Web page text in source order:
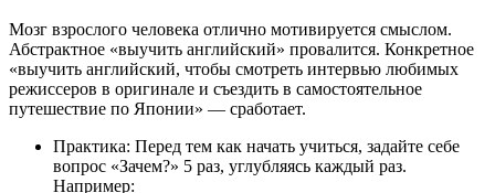
Мозг взрослого человека отлично мотивируется смыслом.
Абстрактное «выучить английский» провалится. Конкретное
«выучить английский, чтобы смотреть интервью любимых
режиссеров в оригинале и съездить в самостоятельное
путешествие по Японии» — сработает.
Практика: Перед тем как начать учиться, задайте себе
вопрос «Зачем?» 5 раз, углубляясь каждый раз.
Например: